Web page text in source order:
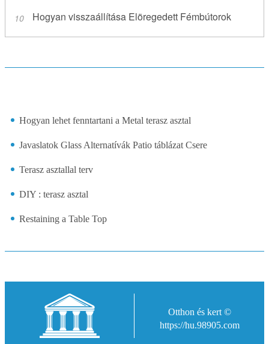
Hogyan visszaállítása Elöregedett Fémbútorok
Hogyan lehet fenntartani a Metal terasz asztal
Javaslatok Glass Alternatívák Patio táblázat Csere
Terasz asztallal terv
DIY : terasz asztal
Restaining a Table Top
Otthon és kert ©
https://hu.98905.com